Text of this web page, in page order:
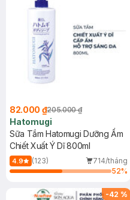
82.000 ₫205.000 ₫
Hatomugi
Sữa Tắm Hatomugi Dưỡng Ẩm
Chiết Xuất Ý Dĩ 800ml
4.9 (123)
714/tháng
52%
-42 %